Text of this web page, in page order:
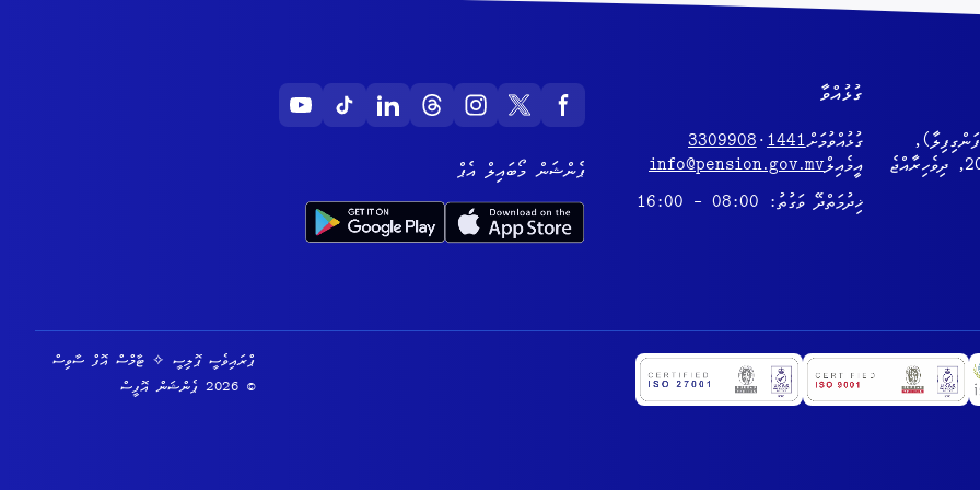
(8ވަނަ ފަންގިފިލާ),
ގުޅުއްވާ
ގުޅުއްވުމަށް1441
·
3309908
އީމެއިލްinfo@pension.gov.mv
ޚިދުމަތްދޭ ވަގުތު: 08:00 - 16:00
ޕެންޝަން މޯބައިލް އެޕް
ޕްރައިވެސީ ޕޮލިސީ ✧ ޓާމްސް އޮފް ސާވިސް
© 2026 ޕެންޝަން އޮފީސް